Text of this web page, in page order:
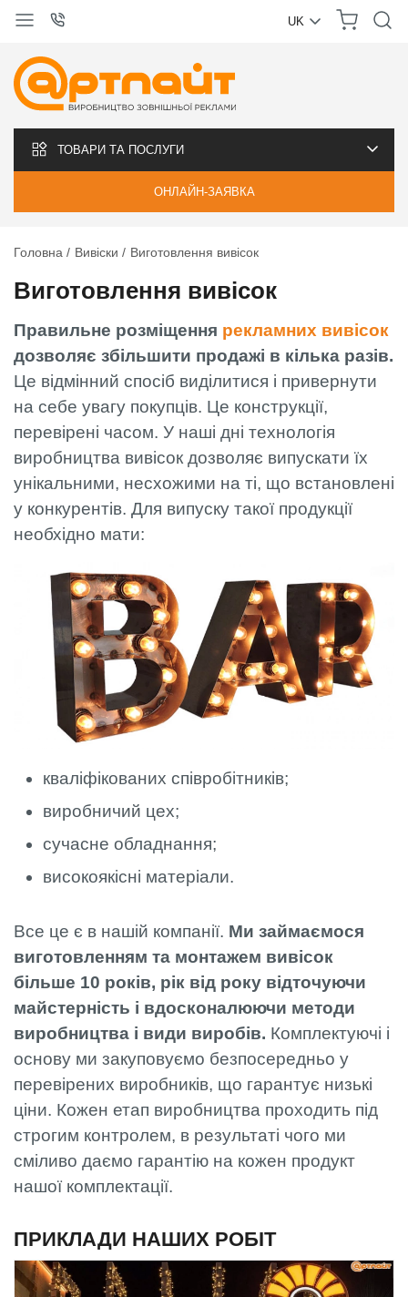
UK
ТОВАРИ ТА ПОСЛУГИ
ОНЛАЙН-ЗАЯВКА
Головна Вивіски Виготовлення вивісок
Виготовлення вивісок
Правильне розміщення рекламних вивісок
дозволяє збільшити продажі в кілька разів.
Це відмінний спосіб виділитися і привернути
на себе увагу покупців. Це конструкції,
перевірені часом. У наші дні технологія
виробництва вивісок дозволяє випускати їх
унікальними, несхожими на ті, що встановлені
у конкурентів. Для випуску такої продукції
необхідно мати:
кваліфікованих співробітників;
виробничий цех;
сучасне обладнання;
високоякісні матеріали.
Все це є в нашій компанії. Ми займаємося
виготовленням та монтажем вивісок
більше 10 років, рік від року відточуючи
майстерність і вдосконалюючи методи
виробництва і види виробів. Комплектуючі і
основу ми закуповуємо безпосередньо у
перевірених виробників, що гарантує низькі
ціни. Кожен етап виробництва проходить під
строгим контролем, в результаті чого ми
сміливо даємо гарантію на кожен продукт
нашої комплектації.
ПРИКЛАДИ НАШИХ РОБІТ